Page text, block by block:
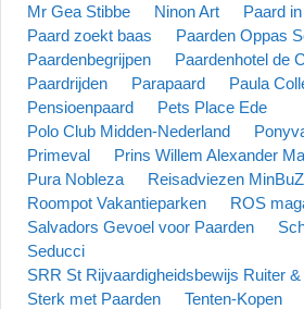
Mr Gea Stibbe
Ninon Art
Paard
Paard zoekt baas
Paarden Oppas
Paardenbegrijpen
Paardenhotel de
Paardrijden
Parapaard
Paula
Pensioenpaard
Pets Place Ede
Polo Club Midden-Nederland
Primeval
Prins Willem Alexander
Pura Nobleza
Reisadviezen
Roompot Vakantieparken
ROS
Salvadors Gevoel voor Paarden
Seducci
SRR St Rijvaardigheidsbewijs Ruiter
Sterk met Paarden
Tenten-Kopen